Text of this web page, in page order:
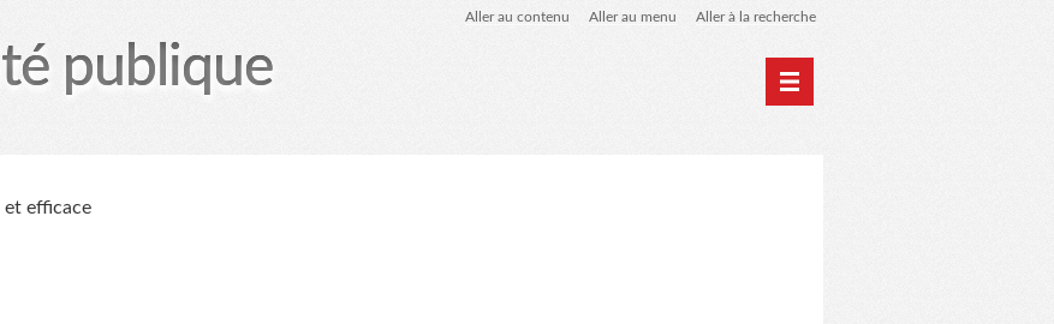
Aller au contenu Aller au menu Aller à la recherche
publique
et efficace